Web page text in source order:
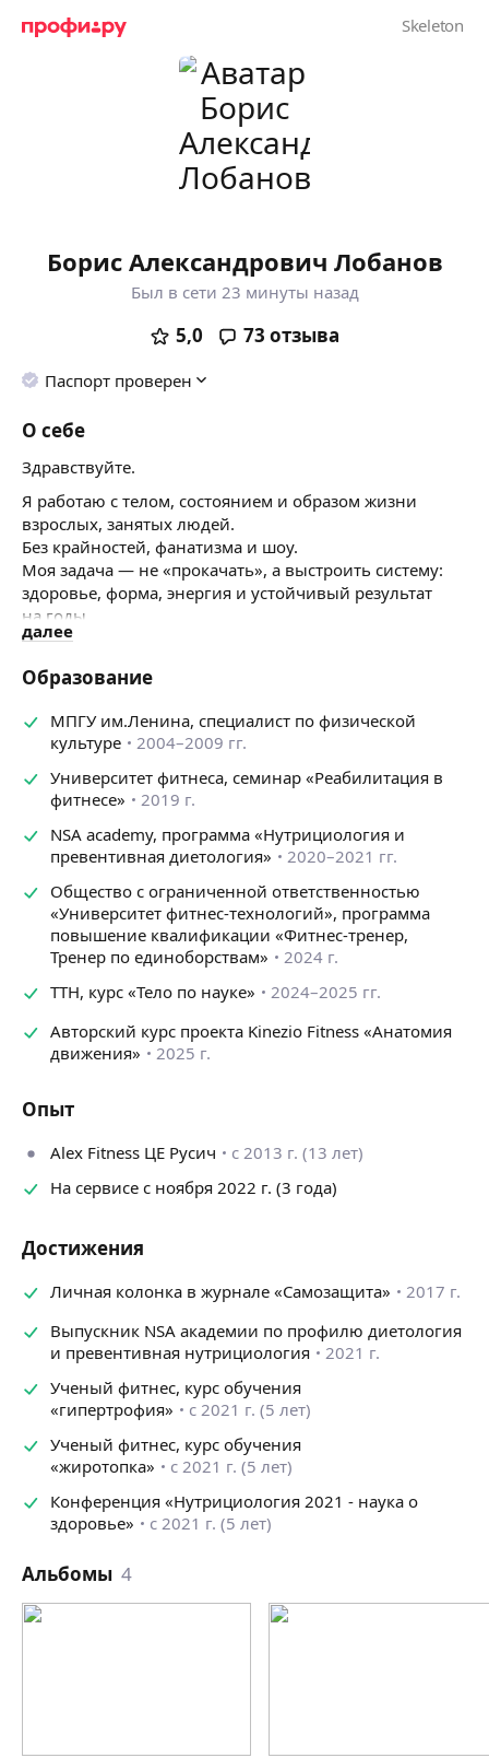
Борис Александрович Лобанов
Был в сети 23 минуты назад
5,0 73 отзыва
Паспорт проверен
О себе
Здравствуйте.
Я работаю с телом, состоянием и образом жизни
взрослых, занятых людей.
Без крайностей, фанатизма и шоу.
Моя задача — не «прокачать», а выстроить систему:
здоровье, форма, энергия и устойчивый результат
на годы.
Я глубоко вникаю в человека, умею слышать и беру
Со мной работают долго, потому что я даю
Ко мне приходят:
занятые мужчины и женщины
люди с опытом тренировок и без, так же те, кто устал
Я работаю с любыми запросами.
поддерживать годами.
Формат работы
тренировки (очно и дистанционно)
восстановление, режим, нагрузка
сопровождение и контроль.
Специалист с высшим профильным образованием.
Дипломированный специалист в области физической
Повышение квалификации : диетология
Личный опыт трансформации −37 кг.
Выступающий спортсмен.
КМС в пауэрлифтинге (WPC), КМС в КУДО, коричневый
пояс 1 кю.
КМС по баскетболу в составе дублирующей команды
ЦСКА (2004).
Призёр чемпионатов Москвы и России.
Победитель и призёр региональных
и международных турниров по КУДО и боксу.
далее
Образование
МПГУ им.Ленина, специалист по физической
культуре
2004–2009 гг.
Университет фитнеса, семинар «Реабилитация в
фитнесе»
2019 г.
NSA academy, программа «Нутрициология и
превентивная диетология»
2020–2021 гг.
Общество с ограниченной ответственностью
«Университет фитнес-технологий», программа
повышение квалификации «Фитнес-тренер,
Тренер по единоборствам»
2024 г.
TTH, курс «Тело по науке»
2024–2025 гг.
Авторский курс проекта Kinezio Fitness «Анатомия
движения»
2025 г.
Опыт
Alex Fitness ЦЕ Русич
с 2013 г. (13 лет)
На сервисе с ноября 2022 г. (3 года)
Достижения
Личная колонка в журнале «Самозащита»
2017 г.
Выпускник NSA академии по профилю диетология
и превентивная нутрициология
2021 г.
Ученый фитнес, курс обучения
«гипертрофия»
с 2021 г. (5 лет)
Ученый фитнес, курс обучения
«жиротопка»
с 2021 г. (5 лет)
Конференция «Нутрициология 2021 - наука о
здоровье»
с 2021 г. (5 лет)
Альбомы 4